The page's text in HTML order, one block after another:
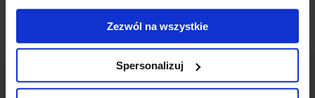
Zezwól na wszystkie
Spersonalizuj